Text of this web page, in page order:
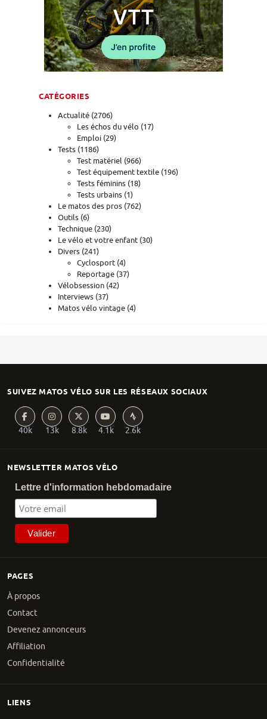
CATÉGORIES
Actualité (2706)
Les échos du vélo (17)
Emploi (29)
Tests (1186)
Test matériel (966)
Test équipement textile (196)
Tests féminins (18)
Tests urbains (1)
Le matos des pros (762)
Outils (6)
Technique (230)
Le vélo et votre enfant (30)
Divers (241)
Cyclosport (4)
Reportage (37)
Vélobsession (42)
Interviews (37)
Matos vélo vintage (4)
PAGES
À propos
Contact
Devenez annonceurs
Affiliation
Confidentialité
NEWSLETTER MATOS VÉLO
Lettre d'information hebdomadaire
SUIVEZ MATOS VÉLO SUR LES RÉSEAUX SOCIAUX
40k 13k 8.8k 4.1k 2.6k
LIENS